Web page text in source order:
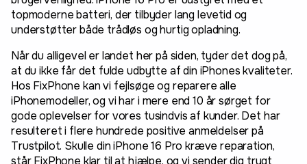
topmoderne batteri, der tilbyder lang levetid og
understøtter både trådløs og hurtig opladning.
Når du alligevel er landet her på siden, tyder det dog på,
at du ikke får det fulde udbytte af din iPhones kvaliteter.
Hos FixPhone kan vi fejlsøge og reparere alle
iPhonemodeller, og vi har i mere end 10 år sørget for
gode oplevelser for vores tusindvis af kunder. Det har
resulteret i flere hundrede positive anmeldelser på
Trustpilot. Skulle din iPhone 16 Pro kræve reparation,
står FixPhone klar til at hjælpe, og vi sender dig trygt